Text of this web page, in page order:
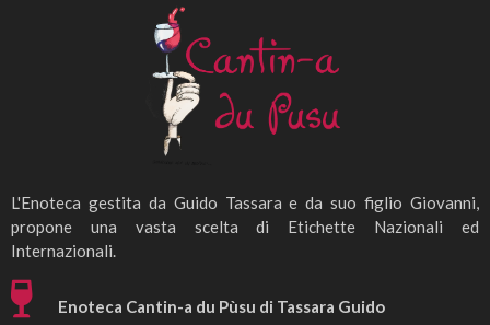
L'Enoteca gestita da Guido Tassara e da suo figlio Giovanni,
propone una vasta scelta di Etichette Nazionali ed
Internazionali.
Enoteca Cantin-a du Pùsu di Tassara Guido